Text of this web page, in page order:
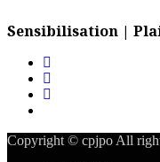
Sensibilisation |
Copyright © cpjpo All